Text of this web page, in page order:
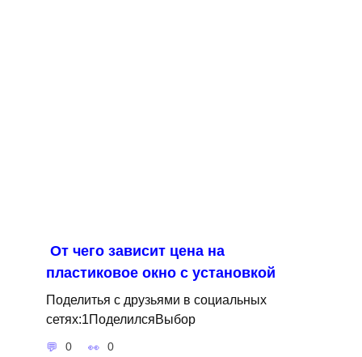
От чего зависит цена на
пластиковое окно с установкой
Поделитья с друзьями в социальных
сетях:1ПоделилсяВыбор
0 0